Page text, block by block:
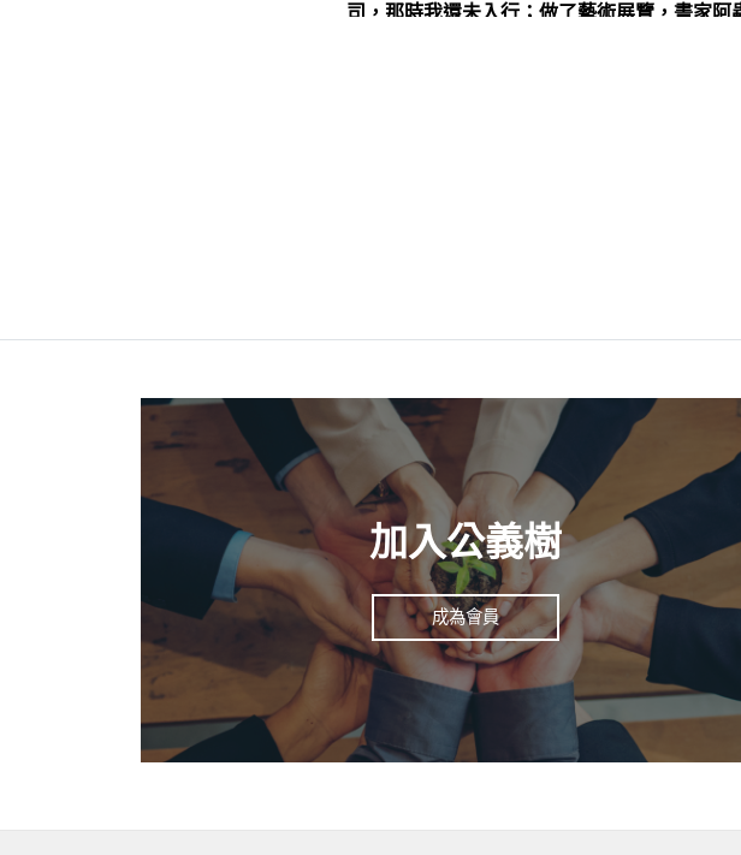
司，那時我還未入行；做了藝術展覽，畫家
哈！今次我再沒有抗拒了。
我的設計公司和小店現位於離島，最後參加
勵。起初時他們緊張我怎樣可以賺錢、教我
兄每次都支持我的曲奇出品；有弟兄和太太
關心我生意怎樣；後來有一對會計師弟兄姊
常鼓勵我，有次我在趕貨中大病，他們夫婦
聽、為我禱告、原來那天她禁食，卻陪伴我
個啟發。弟兄姊妹們的心意和愛護、同路同
定，好叫我無論在甚麼光景，憑信心、倚靠
2:9）
我並不完美，卻毋忘要用生命的腳蹤榮耀上帝
Stella Cheng
加入公義樹
成為會員